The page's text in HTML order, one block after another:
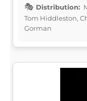
Distribution:
Tom Hiddleston,
Gorman